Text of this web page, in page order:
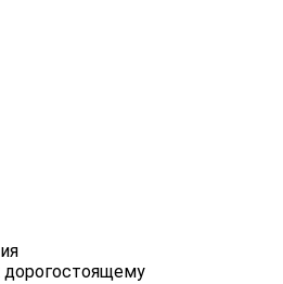
дорогостоящему